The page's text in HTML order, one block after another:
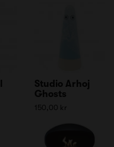
Studio Arhoj
Ghosts
150,00 kr